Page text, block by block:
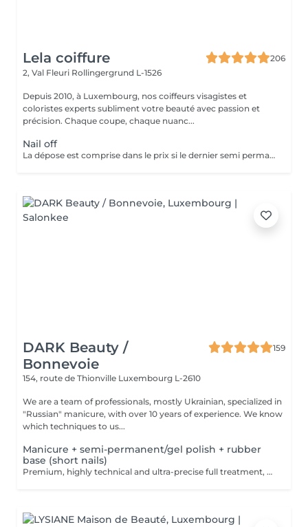
Lela coiffure
206
2, Val Fleuri Rollingergrund L-1526
Depuis 2010, à Luxembourg, nos coiffeurs visagistes et
coloristes experts subliment votre beauté avec passion et
précision. Chaque coupe, chaque nuanc...
Nail off
La dépose est comprise dans le prix si le dernier semi permanent a été fait au salon.
DARK Beauty /
Bonnevoie
159
154, route de Thionville Luxembourg L-2610
We are a team of professionals, mostly Ukrainian, specialized in
"Russian" manicure, with over 10 years of experience. We know
which techniques to us...
Manicure + semi-permanent/gel polish + rubber
base (short nails)
Premium, highly technical and ultra-precise full treatment, performed mainly with an e-file to achieve a perfectly clean nail contour and apply the polish as close as possible, even slightly under the cuticle. This technique helps visually delay the regrowth by around 10 days. Visual result: -Extremely well-groomed nails, clean contours, flawless shape -Instagram / photo studio effect: neat, precise, with no visible dry skin We also include a rubber base, recommended for short nails in good condition. A perfect solution for flawless and long-lasting nails: -The average durability is 4 weeks!! Service content -> 80€ : -Removal of old semi-permanent and/or gel (if needed, already include in this price/service) -Very meticulous preparation of the nail plate -Removal of dead skin -Shape and file nails -Gentle cuticle care -Rubber base -Application of semi-permanent nail polish -Application of cuticle oil and hand cream Optional : -Price per nail extension on up to 5 nails (if so please book "WITH simple design") +3€/nail -Price per nail for nail art on up to 5 nails (if so please book "WITH simple design") +3€/nail -Price for simple design (French, Chrome, Baby Boomer, Cat Eyes, Stickers, Foil) 6-10 nails -> +20€ -Price for complex design (3D, Hand drawings, Stamping, French with Chrome, Baby Boomer with Chrome, French with Cat Eyes) 6-10 nails -> +30€